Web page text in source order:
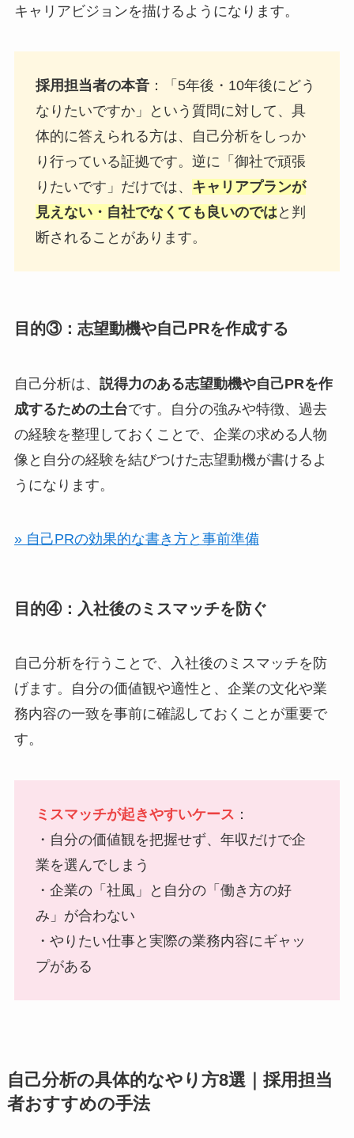
キャリアビジョンを描けるようになります。
採用担当者の本音：「5年後・10年後にどう
なりたいですか」という質問に対して、具
体的に答えられる方は、自己分析をしっか
り行っている証拠です。逆に「御社で頑張
りたいです」だけでは、 キャリアプランが
見えない・自社でなくても良いのではと判
断されることがあります。
目的③：志望動機や自己PRを作成する
自己分析は、 説得力のある志望動機や自己PRを作
成するための土台です。自分の強みや特徴、過去
の経験を整理しておくことで、企業の求める人物
像と自分の経験を結びつけた志望動機が書けるよ
うになります。
» 自己PRの効果的な書き方と事前準備
目的④：入社後のミスマッチを防ぐ
自己分析を行うことで、入社後のミスマッチを防
げます。自分の価値観や適性と、企業の文化や業
務内容の一致を事前に確認しておくことが重要で
す。
ミスマッチが起きやすいケース ：
・自分の価値観を把握せず、年収だけで企
業を選んでしまう
・企業の「社風」と自分の「働き方の好
み」が合わない
・やりたい仕事と実際の業務内容にギャッ
プがある
自己分析の具体的なやり方8選｜採用担当
者おすすめの手法